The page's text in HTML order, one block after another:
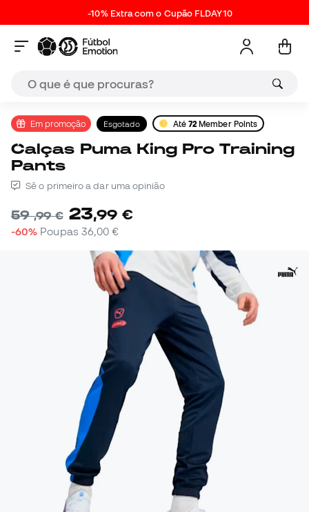
-10% Extra com o Cupão FLDAY10
Em promoção Esgotado Até 72 Member Points
Calças Puma King Pro Training
Pants
Sê o primeiro a dar uma opinião
59,99 € 23,99 €
-60% Poupas 36,00 €